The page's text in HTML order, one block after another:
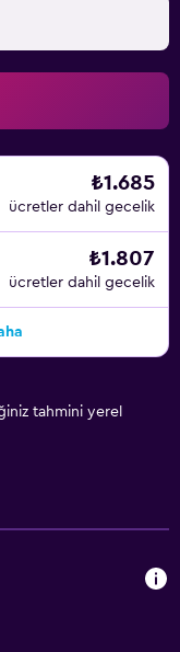
₺1.685
ücretler dahil gecelik
₺1.807
ücretler dahil gecelik
tahmini yerel